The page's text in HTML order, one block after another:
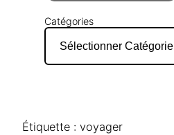
Catégories
Étiquette : voyager